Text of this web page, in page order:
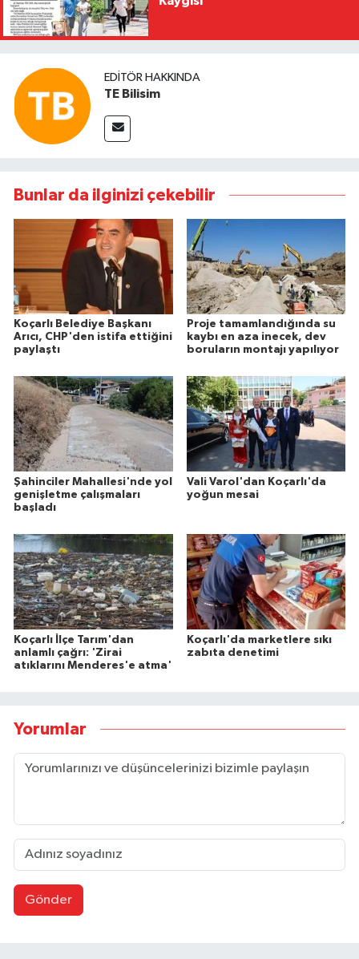
EDITÖR HAKKINDA
TE Bilisim
Bunlar da ilginizi çekebilir
Koçarlı Belediye Başkanı
Arıcı, CHP'den istifa ettiğini
paylaştı
Proje tamamlandığında su
kaybı en aza inecek, dev
boruların montajı yapılıyor
Şahinciler Mahallesi'nde yol
genişletme çalışmaları
başladı
Vali Varol'dan Koçarlı'da
yoğun mesai
Koçarlı İlçe Tarım'dan
anlamlı çağrı: 'Zirai
atıklarını Menderes'e atma'
Koçarlı'da marketlere sıkı
zabıta denetimi
Yorumlar
Gönder